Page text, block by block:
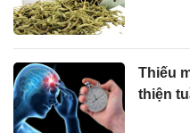
Thiếu
thiện